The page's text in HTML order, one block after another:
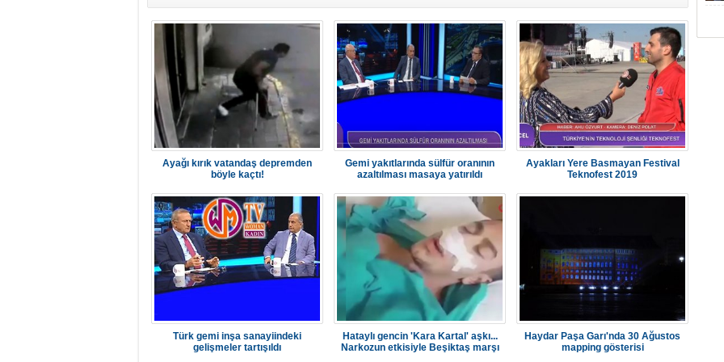
Ayağı kırık vatandaş depremden
böyle kaçtı!
Gemi yakıtlarında sülfür oranının
azaltılması masaya yatırıldı
Ayakları Yere Basmayan Festival
Teknofest 2019
Türk gemi inşa sanayiindeki
gelişmeler tartışıldı
Hataylı gencin 'Kara Kartal' aşkı...
Narkozun etkisiyle Beşiktaş marşı
Haydar Paşa Garı'nda 30 Ağustos
mapping gösterisi